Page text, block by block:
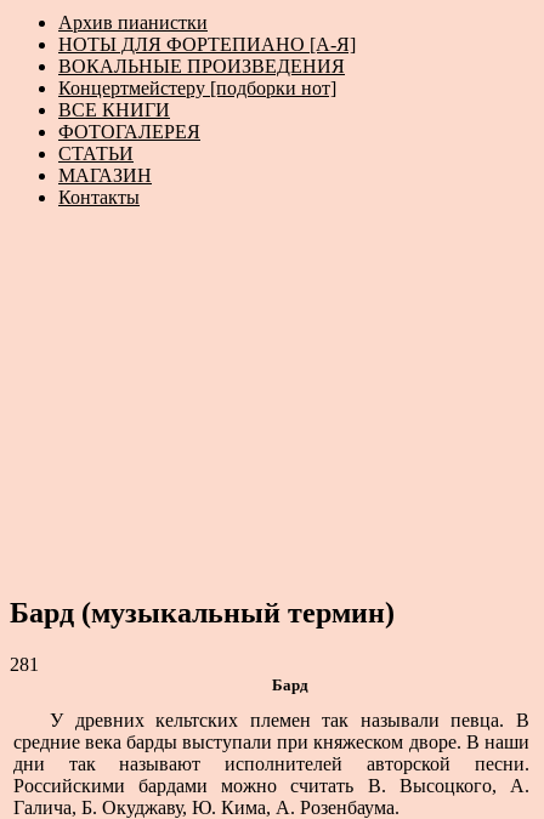
Архив пианистки
НОТЫ ДЛЯ ФОРТЕПИАНО [А-Я]
ВОКАЛЬНЫЕ ПРОИЗВЕДЕНИЯ
Концертмейстеру [подборки нот]
ВСЕ КНИГИ
ФОТОГАЛЕРЕЯ
СТАТЬИ
МАГАЗИН
Контакты
Бард (музыкальный термин)
281
Бард
У древних кельтских племен так назы­вали певца. В
средние века барды выступали при княжеском дворе. В наши
дни так называют ис­полнителей авторской песни.
Российскими бар­дами можно считать В. Высоцкого, А.
Галича, Б. Окуджаву, Ю. Кима, А. Розенбаума.